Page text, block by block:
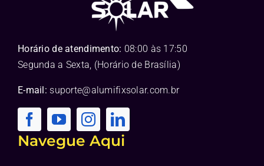
Horário de atendimento: 08:00 às 17:50
Segunda a Sexta, (Horário de Brasília)
E-mail: suporte@alumifixsolar.com.br
Navegue Aqui